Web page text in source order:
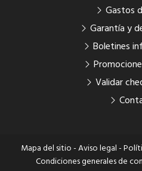
Gastos
Garantía y
Boletines
Validar
Mapa del sitio - Aviso legal -
Condiciones generales de